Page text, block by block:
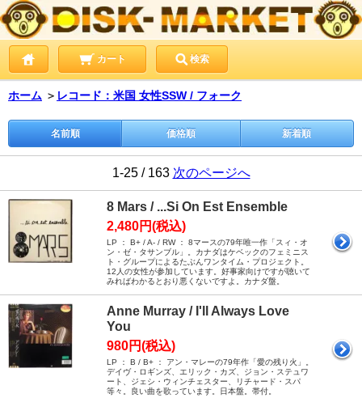
カート 検索
ホーム ＞ レコード：米国 女性SSW / フォーク
名前順 価格順 新着順
1-25 / 163 次のページへ
8 Mars / ...Si On Est Ensemble
2,480円(税込)
LP ： B+ / A- / RW ： 8マースの79年唯一作「スィ・オ
ン・ゼ・タサンブル」。カナダはケベックのフェミニス
ト・グループによるたぶんワンタイム・プロジェクト。
12人の女性が参加しています。好事家向けですが聴いて
みればわかるとおり悪くないですよ。カナダ盤。
Anne Murray / I'll Always Love
You
980円(税込)
LP ： B / B+ ： アン・マレーの79年作「愛の残り火」。
デイヴ・ロギンズ、エリック・カズ、ジョン・ステュワ
ート、ジェシ・ウィンチェスター、リチャード・スパ
等々。良い曲を歌っています。日本盤。帯付。